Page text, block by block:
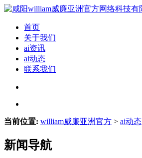
首页
关于我们
ai资讯
ai动态
联系我们
当前位置: william威廉亚洲官方 > ai动态
新闻导航